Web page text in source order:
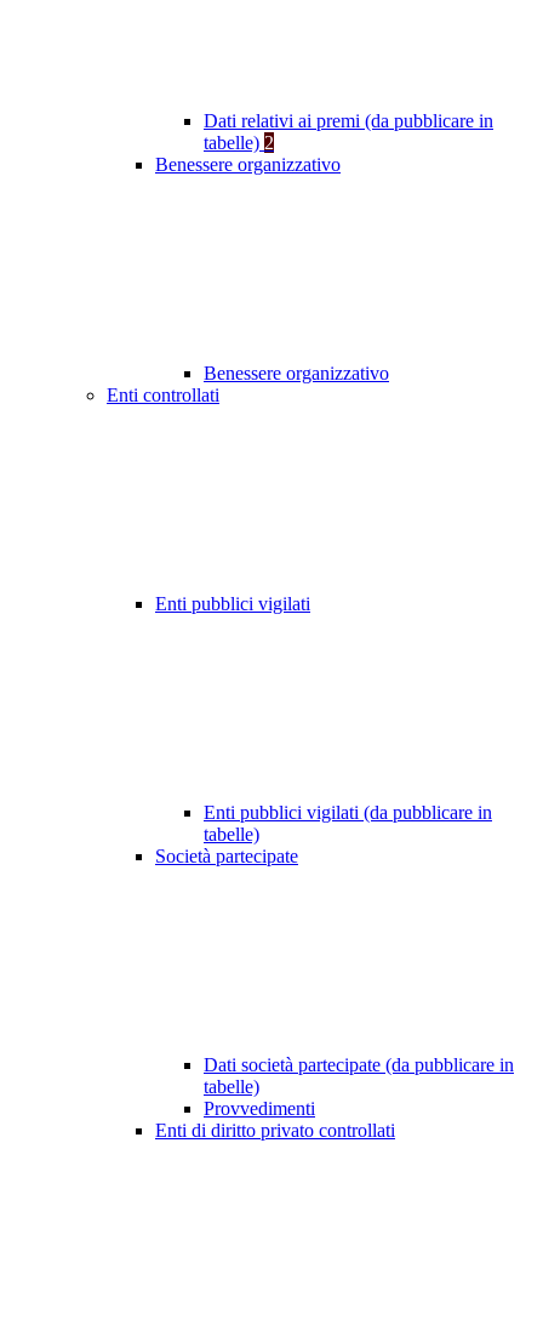
Dati relativi ai premi (da pubblicare in
tabelle) 2
Benessere organizzativo
Benessere organizzativo
Enti controllati
Enti pubblici vigilati
Enti pubblici vigilati (da pubblicare in
tabelle)
Società partecipate
Dati società partecipate (da pubblicare in
tabelle)
Provvedimenti
Enti di diritto privato controllati